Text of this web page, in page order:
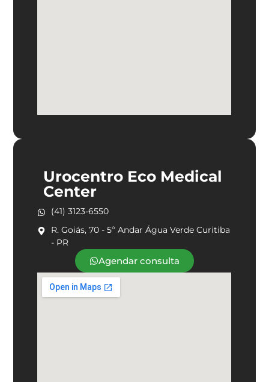
Urocentro Eco Medical
Center
(41) 3123-6550
R. Goiás, 70 - 5º Andar Água Verde Curitiba
- PR
Agendar consulta